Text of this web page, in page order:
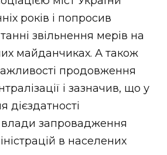
років і попросив
звільнення мерів на
майданчиках. А також
продовження
і зазначив, що у
дієздатності
влади запровадження
в населених